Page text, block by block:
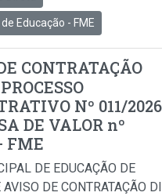
Educação - FME
CONTRATAÇÃO
Nº 011/2026
DE VALOR nº
FME
DE EDUCAÇÃO DE
DE CONTRATAÇÃO